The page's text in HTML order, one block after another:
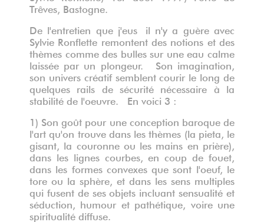
Trêves, Bastogne.
De l'entretien que j'eus il n'y a guère avec
Sylvie Ronflette remontent des notions et des
thèmes comme des bulles sur une eau calme
laissée par un plongeur. Son imagination,
son univers créatif semblent courir le long de
quelques rails de sécurité nécessaire à la
stabilité de l'oeuvre. En voici 3 :
1) Son goût pour une conception baroque de
l'art qu'on trouve dans les thèmes (la pieta, le
gisant, la couronne ou les mains en prière),
dans les lignes courbes, en coup de fouet,
dans les formes convexes que sont l'oeuf, le
tore ou la sphère, et dans les sens multiples
qui fusent de ses objets incluant sensualité et
séduction, humour et pathétique, voire une
spiritualité diffuse.